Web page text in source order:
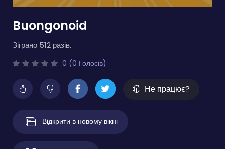
Buongonoid
Зіграно 512 разів.
0 (0 Голосів)
Не працює?
Відкрити в новому вікні